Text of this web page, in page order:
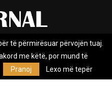
Marketing
Kontakt
Policy
e pavarur, e themeluar në vitin
të përmirësuar përvojën tuaj.
me këtë, por mund të
Pranoj Lexo më tepër